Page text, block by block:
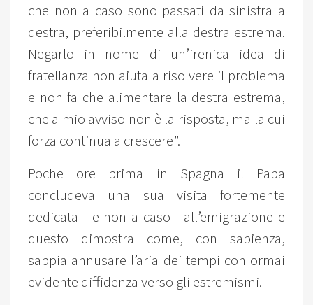
che non a caso sono passati da sinistra a
destra, preferibilmente alla destra estrema.
Negarlo in nome di un’irenica idea di
fratellanza non aiuta a risolvere il problema
e non fa che alimentare la destra estrema,
che a mio avviso non è la risposta, ma la cui
forza continua a crescere”.
Poche ore prima in Spagna il Papa
concludeva una sua visita fortemente
dedicata - e non a caso - all’emigrazione e
questo dimostra come, con sapienza,
sappia annusare l’aria dei tempi con ormai
evidente diffidenza verso gli estremismi.